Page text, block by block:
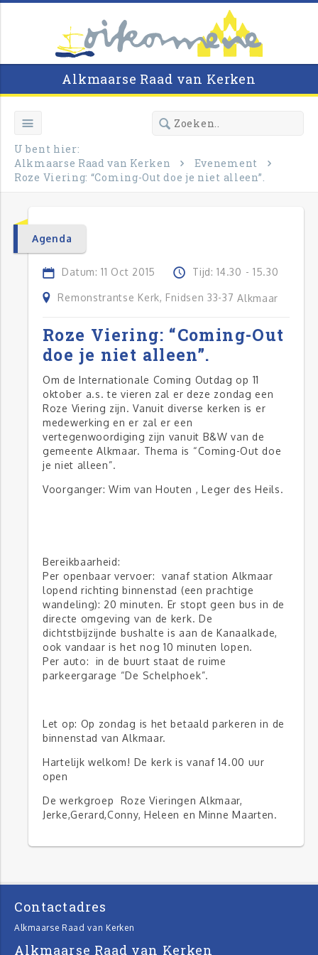
Alkmaarse Raad van Kerken
U bent hier:
Alkmaarse Raad van Kerken
Evenement
Roze Viering: “Coming-Out doe je niet alleen”.
Agenda
Datum: 11 Oct 2015 Tijd: 14.30 - 15.30
Remonstrantse Kerk, Fnidsen 33-37 Alkmaar
Roze Viering: “Coming-Out
doe je niet alleen”.
Om de Internationale Coming Outdag op 11
oktober a.s. te vieren zal er deze zondag een
Roze Viering zijn. Vanuit diverse kerken is er
medewerking en er zal er een
vertegenwoordiging zijn vanuit B&W van de
gemeente Alkmaar. Thema is “Coming-Out doe
je niet alleen”.
Voorganger: Wim van Houten , Leger des Heils.
Bereikbaarheid:
Per openbaar vervoer: vanaf station Alkmaar
lopend richting binnenstad (een prachtige
wandeling): 20 minuten. Er stopt geen bus in de
directe omgeving van de kerk. De
dichtstbijzijnde bushalte is aan de Kanaalkade,
ook vandaar is het nog 10 minuten lopen.
Per auto: in de buurt staat de ruime
parkeergarage “De Schelphoek”.
Let op: Op zondag is het betaald parkeren in de
binnenstad van Alkmaar.
Hartelijk welkom! De kerk is vanaf 14.00 uur
open
De werkgroep Roze Vieringen Alkmaar,
Jerke,Gerard,Conny, Heleen en Minne Maarten.
Contactadres
Alkmaarse Raad van Kerken
Alkmaarse Raad van Kerken